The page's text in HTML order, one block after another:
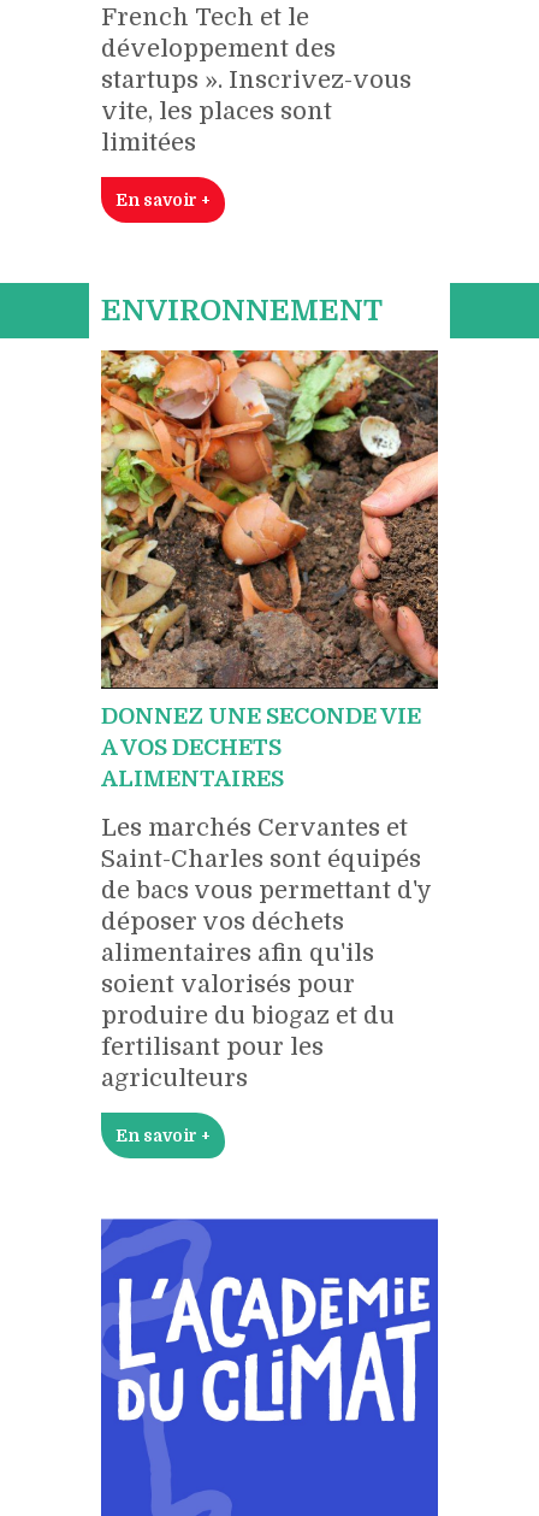
French Tech et le
développement des
startups ». Inscrivez-vous
vite, les places sont
limitées
En savoir +
ENVIRONNEMENT
DONNEZ UNE SECONDE VIE
A VOS DECHETS
ALIMENTAIRES
Les marchés Cervantes et
Saint-Charles sont équipés
de bacs vous permettant d'y
déposer vos déchets
alimentaires afin qu'ils
soient valorisés pour
produire du biogaz et du
fertilisant pour les
agriculteurs
En savoir +